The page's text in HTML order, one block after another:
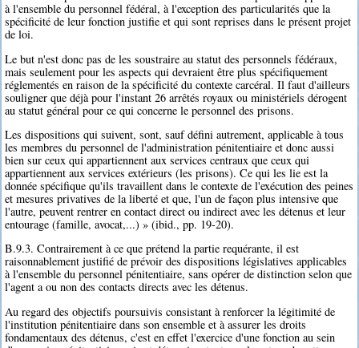
à l'ensemble du personnel fédéral, à l'exception des particularités que la
spécificité de leur fonction justifie et qui sont reprises dans le présent projet
de loi.
Le but n'est donc pas de les soustraire au statut des personnels fédéraux,
mais seulement pour les aspects qui devraient être plus spécifiquement
réglementés en raison de la spécificité du contexte carcéral. Il faut d'ailleurs
souligner que déjà pour l'instant 26 arrêtés royaux ou ministériels dérogent
au statut général pour ce qui concerne le personnel des prisons.
Les dispositions qui suivent, sont, sauf défini autrement, applicable à tous
les membres du personnel de l'administration pénitentiaire et donc aussi
bien sur ceux qui appartiennent aux services centraux que ceux qui
appartiennent aux services extérieurs (les prisons). Ce qui les lie est la
donnée spécifique qu'ils travaillent dans le contexte de l'exécution des peines
et mesures privatives de la liberté et que, l'un de façon plus intensive que
l'autre, peuvent rentrer en contact direct ou indirect avec les détenus et leur
entourage (famille, avocat,...) » (ibid., pp. 19-20).
B.9.3. Contrairement à ce que prétend la partie requérante, il est
raisonnablement justifié de prévoir des dispositions législatives applicables
à l'ensemble du personnel pénitentiaire, sans opérer de distinction selon que
l'agent a ou non des contacts directs avec les détenus.
Au regard des objectifs poursuivis consistant à renforcer la légitimité de
l'institution pénitentiaire dans son ensemble et à assurer les droits
fondamentaux des détenus, c'est en effet l'exercice d'une fonction au sein